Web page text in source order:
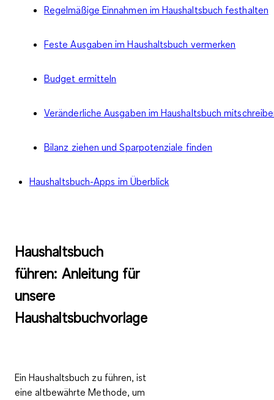
Regelmäßige Einnahmen im Haushaltsbuch festhalten
Feste Ausgaben im Haushaltsbuch vermerken
Budget ermitteln
Veränderliche Ausgaben im Haushaltsbuch
Bilanz ziehen und Sparpotenziale finden
Haushaltsbuch-Apps im Überblick
Haushaltsbuch
führen: Anleitung für
unsere
Haushaltsbuchvorlage
Ein Haushaltsbuch zu führen, ist
einealtbewährte Methode, um